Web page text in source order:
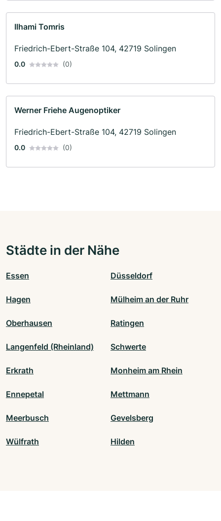
Ilhami Tomris
Friedrich-Ebert-Straße 104, 42719 Solingen
0.0 (0)
Werner Friehe Augenoptiker
Friedrich-Ebert-Straße 104, 42719 Solingen
0.0 (0)
Städte in der Nähe
Essen Düsseldorf
Hagen Mülheim an der Ruhr
Oberhausen Ratingen
Langenfeld (Rheinland) Schwerte
Erkrath Monheim am Rhein
Ennepetal Mettmann
Meerbusch Gevelsberg
Wülfrath Hilden